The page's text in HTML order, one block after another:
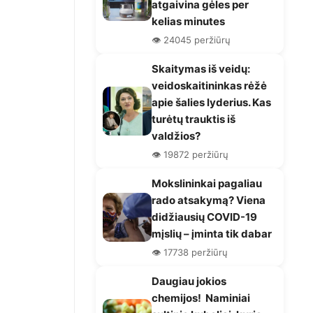
atgaivina gėles per
kelias minutes
👁️ 24045 peržiūrų
Skaitymas iš veidų:
veidoskaitininkas rėžė
apie šalies lyderius. Kas
turėtų trauktis iš
valdžios?
👁️ 19872 peržiūrų
Mokslininkai pagaliau
rado atsakymą? Viena
didžiausių COVID-19
mįslių – įminta tik dabar
👁️ 17738 peržiūrų
Daugiau jokios
chemijos! Naminiai